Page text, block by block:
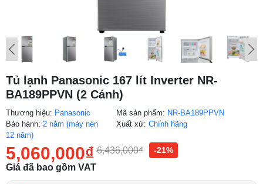
Tủ lạnh Panasonic 167 lít Inverter NR-
BA189PPVN (2 Cánh)
Thương hiệu: Panasonic
Bảo hành: 2 năm (máy nén
12 năm)
Mã sản phẩm: NR-BA189PPVN
Xuất xứ:Chính hãng
5,060,000₫ 6,436,000₫ -21%
Giá đã bao gồm VAT